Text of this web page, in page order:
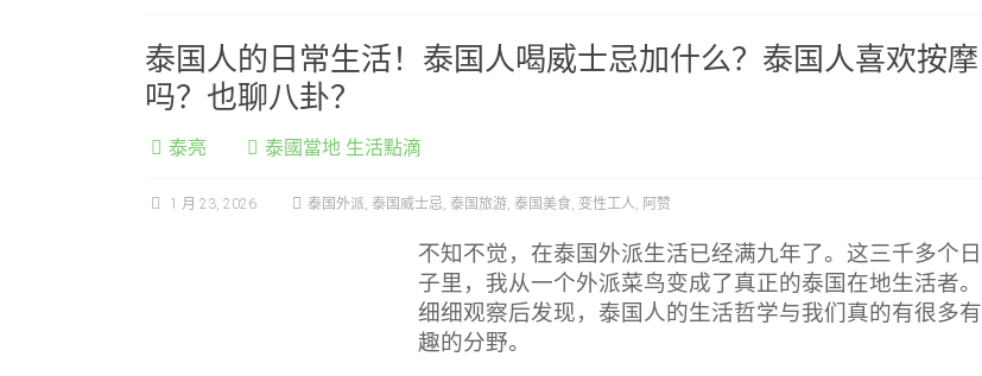
泰国人的日常生活！泰国人喝威士忌加什么？泰国人喜欢按摩
吗？也聊八卦？
泰亮 泰國當地 生活點滴
1 月 23, 2026 泰国外派, 泰国威士忌, 泰国旅游, 泰国美食, 变性工人, 阿赞
不知不觉，在泰国外派生活已经满九年了。这三千多个日
子里，我从一个外派菜鸟变成了真正的泰国在地生活者。
细细观察后发现，泰国人的生活哲学与我们真的有很多有
趣的分野。